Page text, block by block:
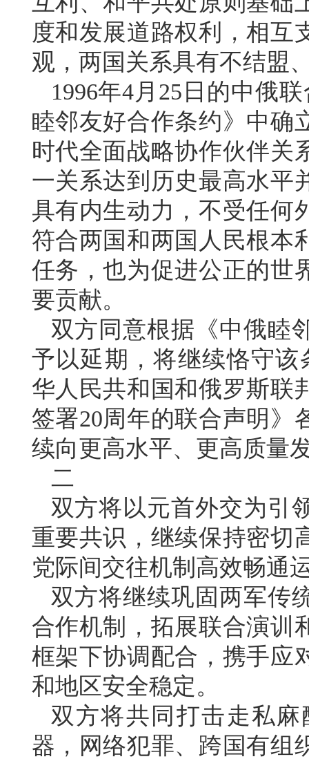
度和发展道路权利，相互
观，两国关系具有不结盟
1996年4月25日的中俄
睦邻友好合作条约》中确
时代全面战略协作伙伴关
一关系达到历史最高水平
具有内生动力，不受任何
符合两国和两国人民根本
任务，也为促进公正的世
要贡献。
双方同意根据《中俄睦
予以延期，将继续恪守该
华人民共和国和俄罗斯联
签署20周年的联合声明》
续向更高水平、更高质量
二
双方将以元首外交为引
重要共识，继续保持密切
党际间交往机制高效畅通
双方将继续巩固两军传
合作机制，拓展联合演训
框架下协调配合，携手应
和地区安全稳定。
双方将共同打击走私
器，网络犯罪、跨国有组